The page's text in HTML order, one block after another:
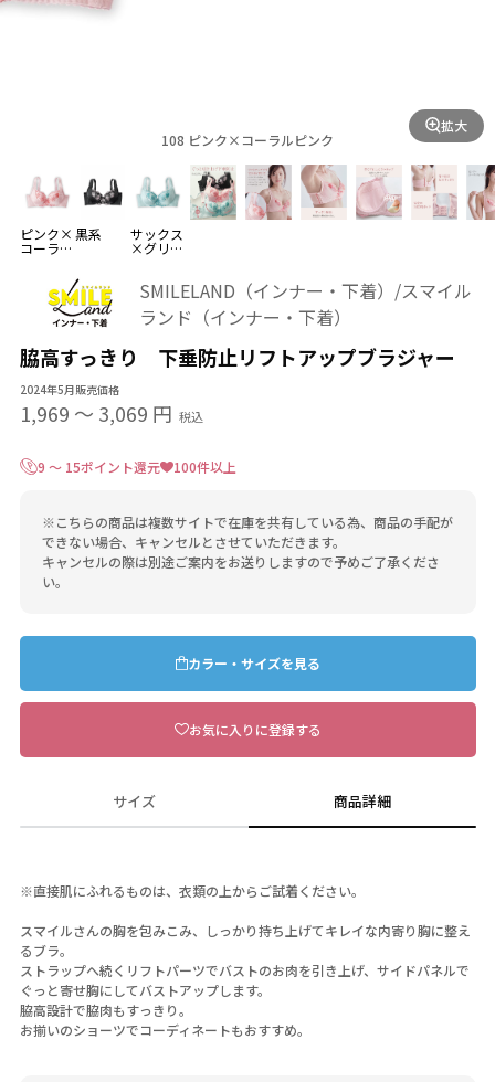
108 ピンク×コーラルピンク
拡大
ピンク×
コーラル
黒系 サックス
×グリー
SMILELAND（インナー・下着）/スマイル
ランド（インナー・下着）
脇高すっきり 下垂防止リフトアップブラジャー
2024年5月販売価格
1,969 〜 3,069 円 税込
9 ～ 15ポイント還元 100件以上
※こちらの商品は複数サイトで在庫を共有している為、商品の手配が
できない場合、キャンセルとさせていただきます。
キャンセルの際は別途ご案内をお送りしますので予めご了承くださ
い。
カラー・サイズを見る
お気に入りに登録する
サイズ 商品詳細
※直接肌にふれるものは、衣類の上からご試着ください。
スマイルさんの胸を包みこみ、しっかり持ち上げてキレイな内寄り胸に整え
るブラ。
ストラップへ続くリフトパーツでバストのお肉を引き上げ、サイドパネルで
ぐっと寄せ胸にしてバストアップします。
脇高設計で脇肉もすっきり。
お揃いのショーツでコーディネートもおすすめ。